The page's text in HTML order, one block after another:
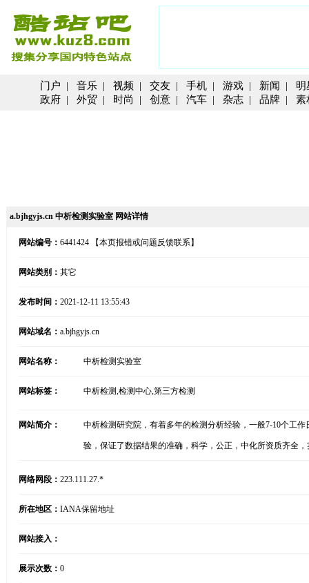
门户 | 音乐 | 视频 | 交友 | 手机 | 游戏 | 新闻 | 明
政府 | 外贸 | 时尚 | 创意 | 汽车 | 杂志 | 品牌 | 素
a.bjhgyjs.cn 中析检测实验室 网站详情
网站编号： 6441424 【本页报错或问题反馈联系】
网站类别： 其它
发布时间： 2021-12-11 13:55:43
网站域名： a.bjhgyjs.cn
网站名称： 中析检测实验室
网站标签： 中析检测,检测中心,第三方检测
网站简介： 中析检测研究院，有着多年的检测分析经验，一般7-10个工
验，保证了数据结果的准确，科学，公正，中化所资质齐全
网络网段： 223.111.27.*
所在地区： IANA保留地址
网站接入：
展示次数： 0